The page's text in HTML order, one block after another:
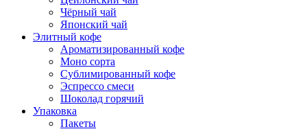
Чёрный чай
Японский чай
Элитный кофе
Ароматизированный кофе
Моно сорта
Сублимированный кофе
Эспрессо смеси
Шоколад горячий
Упаковка
Пакеты